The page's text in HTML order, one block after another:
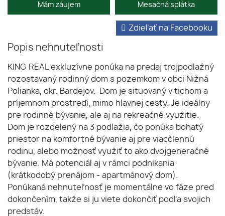
Mám záujem Mesačná splátka
Popis nehnuteľnosti
Zdieľať na Facebooku
KING REAL exkluzívne ponúka na predaj trojpodlažný
rozostavaný rodinný dom s pozemkom v obci Nižná
Polianka, okr. Bardejov. Dom je situovaný v tichom a
príjemnom prostredí, mimo hlavnej cesty. Je ideálny
pre rodinné bývanie, ale aj na rekreačné využitie.
Dom je rozdelený na 3 podlažia, čo ponúka bohatý
priestor na komfortné bývanie aj pre viacčlennú
rodinu, alebo možnosť využiť to ako dvojgeneračné
bývanie. Má potenciál aj v rámci podnikania
(krátkodobý prenájom - apartmánový dom).
Ponúkaná nehnuteľnosť je momentálne vo fáze pred
dokončením, takže si ju viete dokončiť podľa svojich
predstáv.